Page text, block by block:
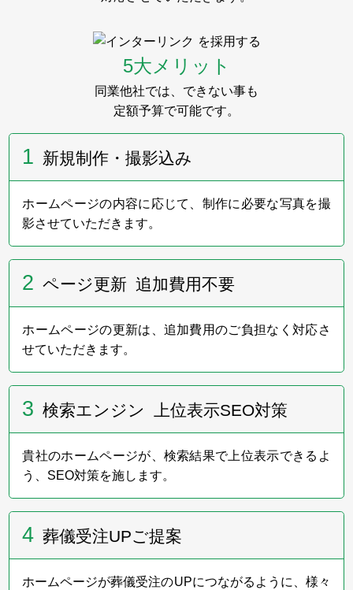
フューネラルビジネスフェア2024に出展いたしまし
弊社ブースへお立ち寄りいただきました皆様、
誠にありがとうございました。
2023年10月23日
第11回「着想は眠らない」展のインターリンク賞
受賞者を発表いたしました。
2023年9月
インターリンクは、9月29日～10月22日の金土日に
Gallery 忘我亭で開催される第11回「着想は眠らな
2023年6月20日～21日
フューネラルビジネスフェア2023に出展いたしまし
ホームページをリニューアルいたしました。
を採用する
5大メリット
同業他社では、できない事も
定額予算で可能です。
1 新規制作・撮影込み
ホームページの内容に応じて、制作に必要な写真を撮
影させていただきます。
2 ページ更新 追加費用不要
ホームページの更新は、追加費用のご負担なく対応さ
せていただきます。
3 検索エンジン 上位表示SEO対策
貴社のホームページが、検索結果で上位表示できるよ
う、SEO対策を施します。
4 葬儀受注UPご提案
ホームページが葬儀受注のUPにつながるように、様々